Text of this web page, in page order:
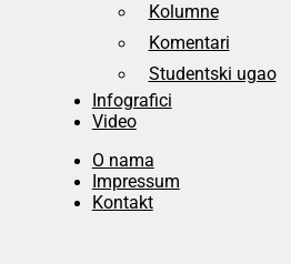
Kolumne
Komentari
Studentski ugao
Infografici
Video
O nama
Impressum
Kontakt